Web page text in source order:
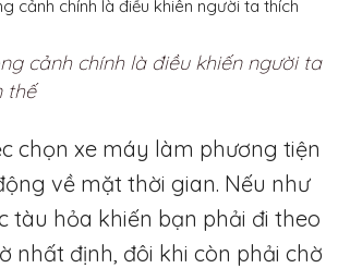
cảnh chính là điều khiến người ta
thế
chọn xe máy làm phương tiện
về mặt thời gian. Nếu như
tàu hỏa khiến bạn phải đi theo
nhất định, đôi khi còn phải chờ